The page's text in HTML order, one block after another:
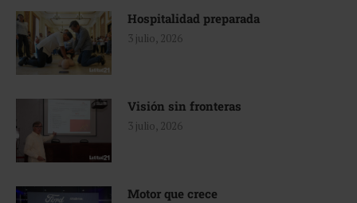
Hospitalidad preparada
3 julio, 2026
Visión sin fronteras
3 julio, 2026
Motor que crece